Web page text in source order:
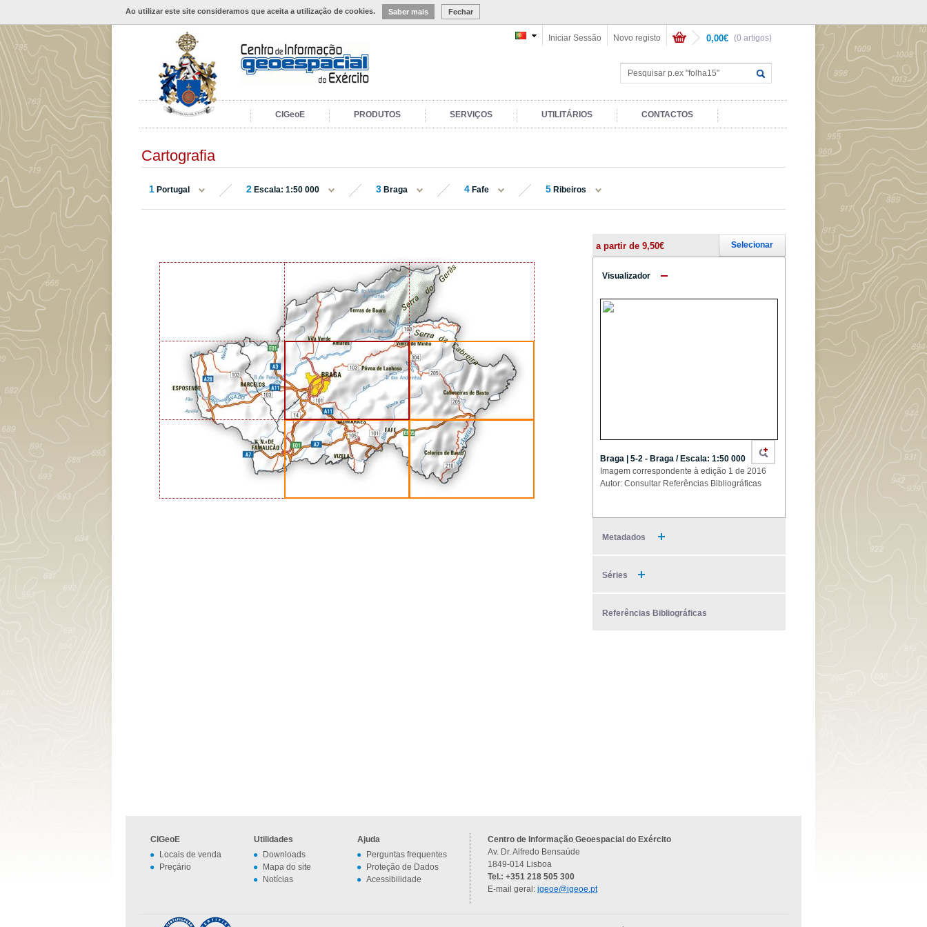
Ao utilizar este site consideramos que aceita a utilização de cookies. Saber mais Fechar
(0 artigos)
0,00€
Novo registo
Iniciar Sessão
CIGeoE PRODUTOS SERVIÇOS UTILITÁRIOS CONTACTOS
Cartografia
1 Portugal 2 Escala: 1:50 000 3 Braga 4 Fafe 5 Ribeiros
a partir de 9,50€ Selecionar
Visualizador
Braga | 5-2 - Braga / Escala: 1:50 000
Imagem correspondente à edição 1 de 2016
Autor: Consultar Referências Bibliográficas
Metadados
Séries
Referências Bibliográficas
CIGeoE
Locais de venda
Preçário
Utilidades
Downloads
Mapa do site
Notícias
Ajuda
Perguntas frequentes
Proteção de Dados
Acessibilidade
Centro de Informação Geoespacial do Exército
Av. Dr. Alfredo Bensaúde
1849-014 Lisboa
Tel.: +351 218 505 300
E-mail geral: igeoe@igeoe.pt